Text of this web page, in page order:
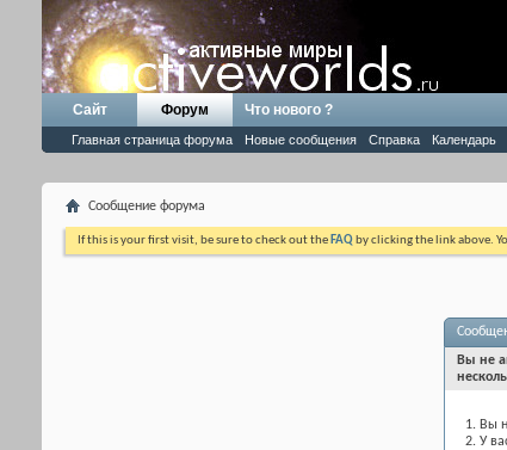
Сайт Форум
Главная страница форума Новые сообщения Справка Календарь
Что нового ?
Сообщение форума
If this is your first visit, be sure to check out the FAQ by clicking the link above.
Вы не
Вы
У